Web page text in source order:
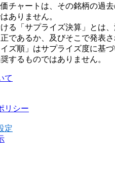
チャートは、その銘柄の過
ありません。
る「サプライズ決算」とは
であるか、及びそこで発表
ズ順」はサプライズ度に基
するものではありません。
て
リシー
定